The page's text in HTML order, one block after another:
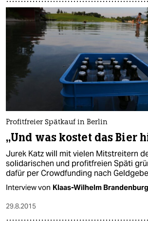
Profitfreier Spätkauf in Berlin
„Und was kostet das Bier
Jurek Katz will mit vielen Mitstreitern
solidarischen und profitfreien Späti
dafür per Crowdfunding nach
Interview von Klaas-Wilhelm Brandenburg
29.8.2015